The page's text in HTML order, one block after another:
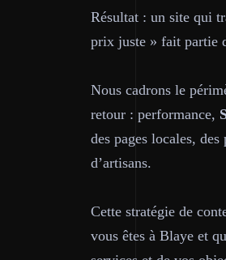
Résultat : un site qui
prix juste » fait partie
Nous cadrons le
retour : performance,
des pages locales,
d’artisans.
Cette stratégie de
vous êtes à Blaye et